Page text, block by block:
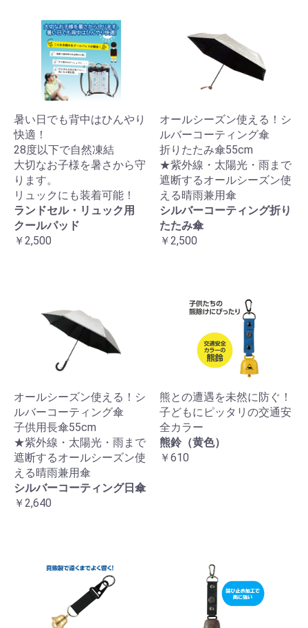
暑い日でも背中はひんやり
快適！
28度以下で自然凍結
大切なお子様を暑さから守
ります。
リュックにも装着可能！
ランドセル・リュック用
クールパッド
￥2,500
オールシーズン使える！シ
ルバーコーティング傘
折りたたみ傘55cm
★紫外線・太陽光・雨まで
遮断するオールシーズン使
える晴雨兼用傘
シルバーコーティング折り
たたみ傘
￥2,500
オールシーズン使える！シ
ルバーコーティング傘
子供用長傘55cm
★紫外線・太陽光・雨まで
遮断するオールシーズン使
える晴雨兼用傘
シルバーコーティング日傘
￥2,640
熊との遭遇を未然に防ぐ！
子どもにピッタリの交通安
全カラー
熊鈴（黄色）
￥610